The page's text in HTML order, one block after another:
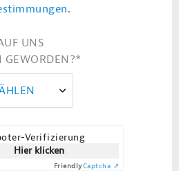
.
UNS
GEWORDEN?*
Verifizierung
Hier klicken
FriendlyCaptcha ⇗